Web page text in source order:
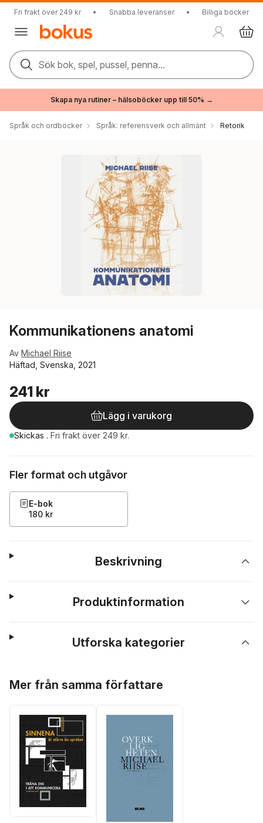
Fri frakt över 249 kr • Snabba leveranser • Billiga böcker
Sök bok, spel, pussel, penna...
Skapa nya rutiner – hälsoböcker upp till 50% →
Språk och ordböcker Språk: referensverk och allmänt Retorik
Kommunikationens anatomi
Av Michael Riise
Häftad, Svenska, 2021
241 kr
Lägg i varukorg
Skickas . Fri frakt över 249 kr.
Fler format och utgåvor
E-bok
180 kr
Beskrivning
Produktinformation
Utforska kategorier
Mer från samma författare